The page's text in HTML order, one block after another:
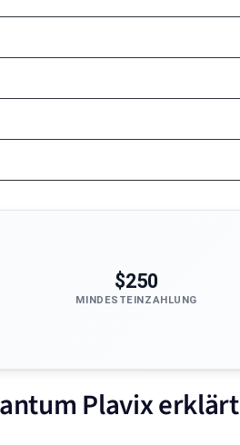
$250
MINDESTEINZAHLUNG
Plavix erklärt